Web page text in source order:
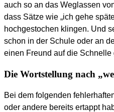
auch so an das Weglassen
dass Sätze wie „ich gehe
hochgestochen klingen. Und
schon in der Schule oder an
einen Freund auf die Schnelle
Die Wortstellung nach
Bei dem folgenden
oder andere bereits ertappt